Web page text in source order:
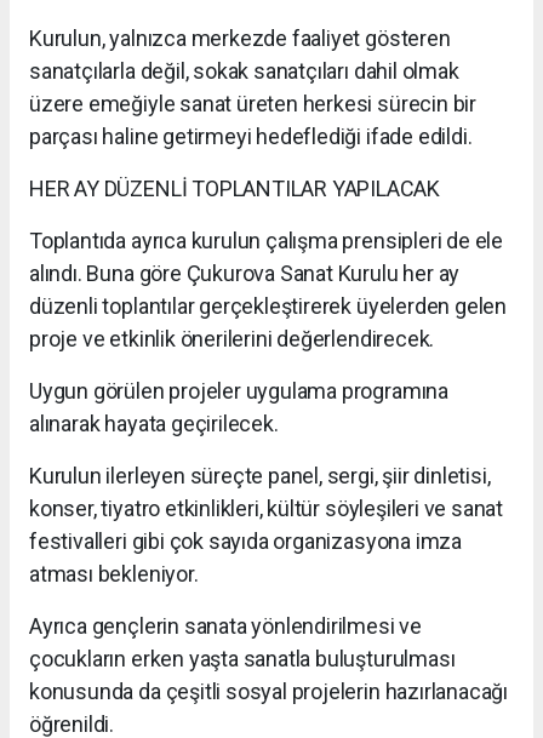
Kurulun, yalnızca merkezde faaliyet gösteren
sanatçılarla değil, sokak sanatçıları dahil olmak
üzere emeğiyle sanat üreten herkesi sürecin bir
parçası haline getirmeyi hedeflediği ifade edildi.
HER AY DÜZENLİ TOPLANTILAR YAPILACAK
Toplantıda ayrıca kurulun çalışma prensipleri de ele
alındı. Buna göre Çukurova Sanat Kurulu her ay
düzenli toplantılar gerçekleştirerek üyelerden gelen
proje ve etkinlik önerilerini değerlendirecek.
Uygun görülen projeler uygulama programına
alınarak hayata geçirilecek.
Kurulun ilerleyen süreçte panel, sergi, şiir dinletisi,
konser, tiyatro etkinlikleri, kültür söyleşileri ve sanat
festivalleri gibi çok sayıda organizasyona imza
atması bekleniyor.
Ayrıca gençlerin sanata yönlendirilmesi ve
çocukların erken yaşta sanatla buluşturulması
konusunda da çeşitli sosyal projelerin hazırlanacağı
öğrenildi.